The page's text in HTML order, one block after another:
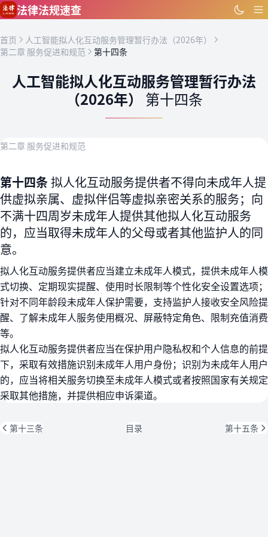
跳到主要内容
法律法规速查
首页
人工智能拟人化互动服务管理暂行办法（2026年）
第二章 服务促进和规范
第十四条
人工智能拟人化互动服务管理暂行办法
（2026年） 第十四条
第二章 服务促进和规范
第十四条拟人化互动服务提供者不得向未成年人提
供虚拟亲属、虚拟伴侣等虚拟亲密关系的服务；向
不满十四周岁未成年人提供其他拟人化互动服务
的，应当取得未成年人的父母或者其他监护人的同
意。
拟人化互动服务提供者应当建立未成年人模式，提供未成年人模
式切换、定期现实提醒、使用时长限制等个性化安全设置选项；
针对不同年龄段未成年人保护需要，支持监护人接收安全风险提
醒、了解未成年人服务使用概况、屏蔽特定角色、限制充值消费
等。
拟人化互动服务提供者应当在保护用户隐私权和个人信息的前提
下，采取有效措施识别未成年人用户身份；识别为未成年人用户
的，应当将相关服务切换至未成年人模式或者按照国家有关规定
采取其他措施，并提供相应申诉渠道。
第十三条 目录 第十五条